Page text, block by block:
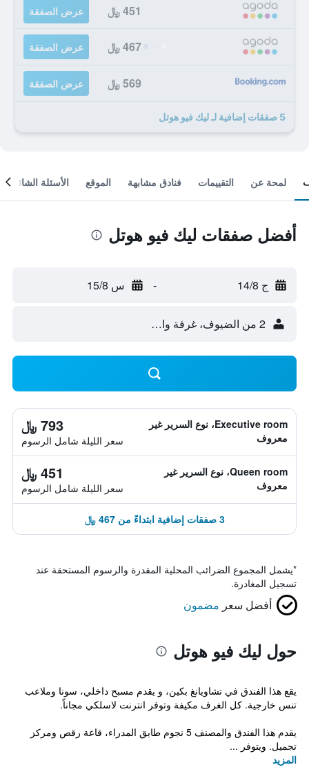
451 ﷼ عرض الصفقة
467 ﷼ عرض الصفقة
569 ﷼ عرض الصفقة
5 صفقات إضافية لـ ليك فيو هوتل
لمحة عن التقييمات فنادق مشابهة الموقع الأسئلة الشائعة
أفضل صفقات ليك فيو هوتل
ج 14/8 - س 15/8
2 من الضيوف، غرفة واحدة
Executive room، نوع السرير غير
معروف
793 ﷼
سعر الليلة شامل الرسوم
Queen room، نوع السرير غير
معروف
451 ﷼
سعر الليلة شامل الرسوم
3 صفقات إضافية ابتداءً من 467 ﷼
*يشمل المجموع الضرائب المحلية المقدرة والرسوم المستحقة عند
تسجيل المغادرة.
أفضل سعر مضمون
حول ليك فيو هوتل
يقع هذا الفندق في تشاويانغ بكين، و يقدم مسبح داخلي، سونا وملاعب
تنس خارجية. كل الغرف مكيفة وتوفر انترنت لاسلكي مجاناً.
يقدم هذا الفندق والمصنف 5 نجوم طابق المدراء، قاعة رقص ومركز
تجميل. ويتوفر ...
المزيد